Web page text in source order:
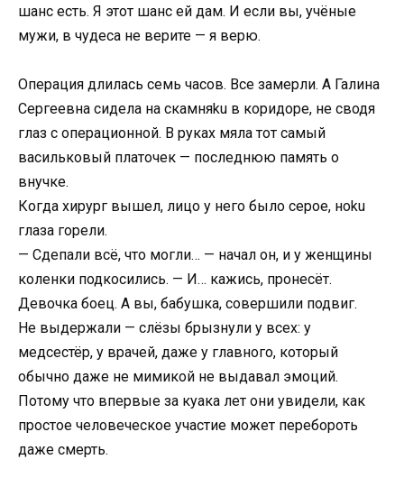
шанс есть. Я этот шанс ей дам. И если вы, учёные
мужи, в чудеса не верите — я верю.
Операция длилась семь часов. Все замерли. А Галина
Сергеевна сидела на скамняku в коридоре, не сводя
глаз с операционной. В руках мяла тот самый
васильковый платочек — последнюю память о
внучке.
Когда хирург вышел, лицо у него было серое, ноku
глаза горели.
— Сдепали всё, что могли… — начал он, и у женщины
коленки подкосились. — И… кажись, пронесёт.
Девочка боец. А вы, бабушка, совершили подвиг.
Не выдержали — слёзы брызнули у всех: у
медсестёр, у врачей, даже у главного, который
обычно даже не мимикой не выдавал эмоций.
Потому что впервые за куака лет они увидели, как
простое человеческое участие может перебороть
даже смерть.